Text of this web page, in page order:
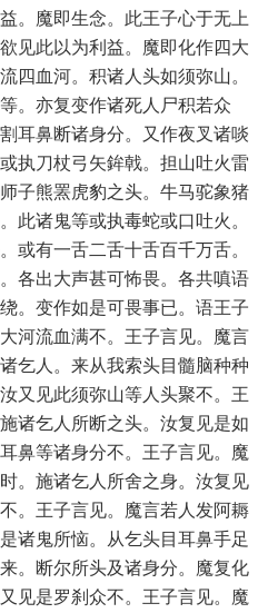
。魔即生念。此王子心于无上
见此以为利益。魔即化作四大
四血河。积诸人头如须弥山。
。亦复变作诸死人尸积若众
耳鼻断诸身分。又作夜叉诸啖
执刀杖弓矢鉾戟。担山吐火雷
子熊罴虎豹之头。牛马驼象猪
此诸鬼等或执毒蛇或口吐火。
或有一舌二舌十舌百千万舌。
各出大声甚可怖畏。各共嗔语
。变作如是可畏事已。语王子
河流血满不。王子言见。魔言
乞人。来从我索头目髓脑种种
又见此须弥山等人头聚不。王
诸乞人所断之头。汝复见是如
鼻等诸身分不。王子言见。魔
。施诸乞人所舍之身。汝复见
。王子言见。魔言若人发阿耨
诸鬼所恼。从乞头目耳鼻手足
。断尔所头及诸身分。魔复化
见是罗刹众不。王子言见。魔